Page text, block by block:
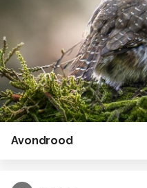
Avondrood